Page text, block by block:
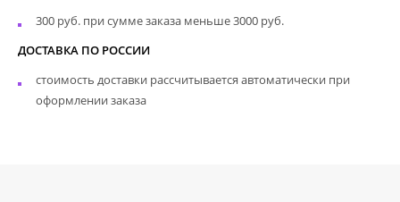
300 руб. при сумме заказа меньше 3000 руб.
ДОСТАВКА ПО РОССИИ
стоимость доставки рассчитывается автоматически при
оформлении заказа